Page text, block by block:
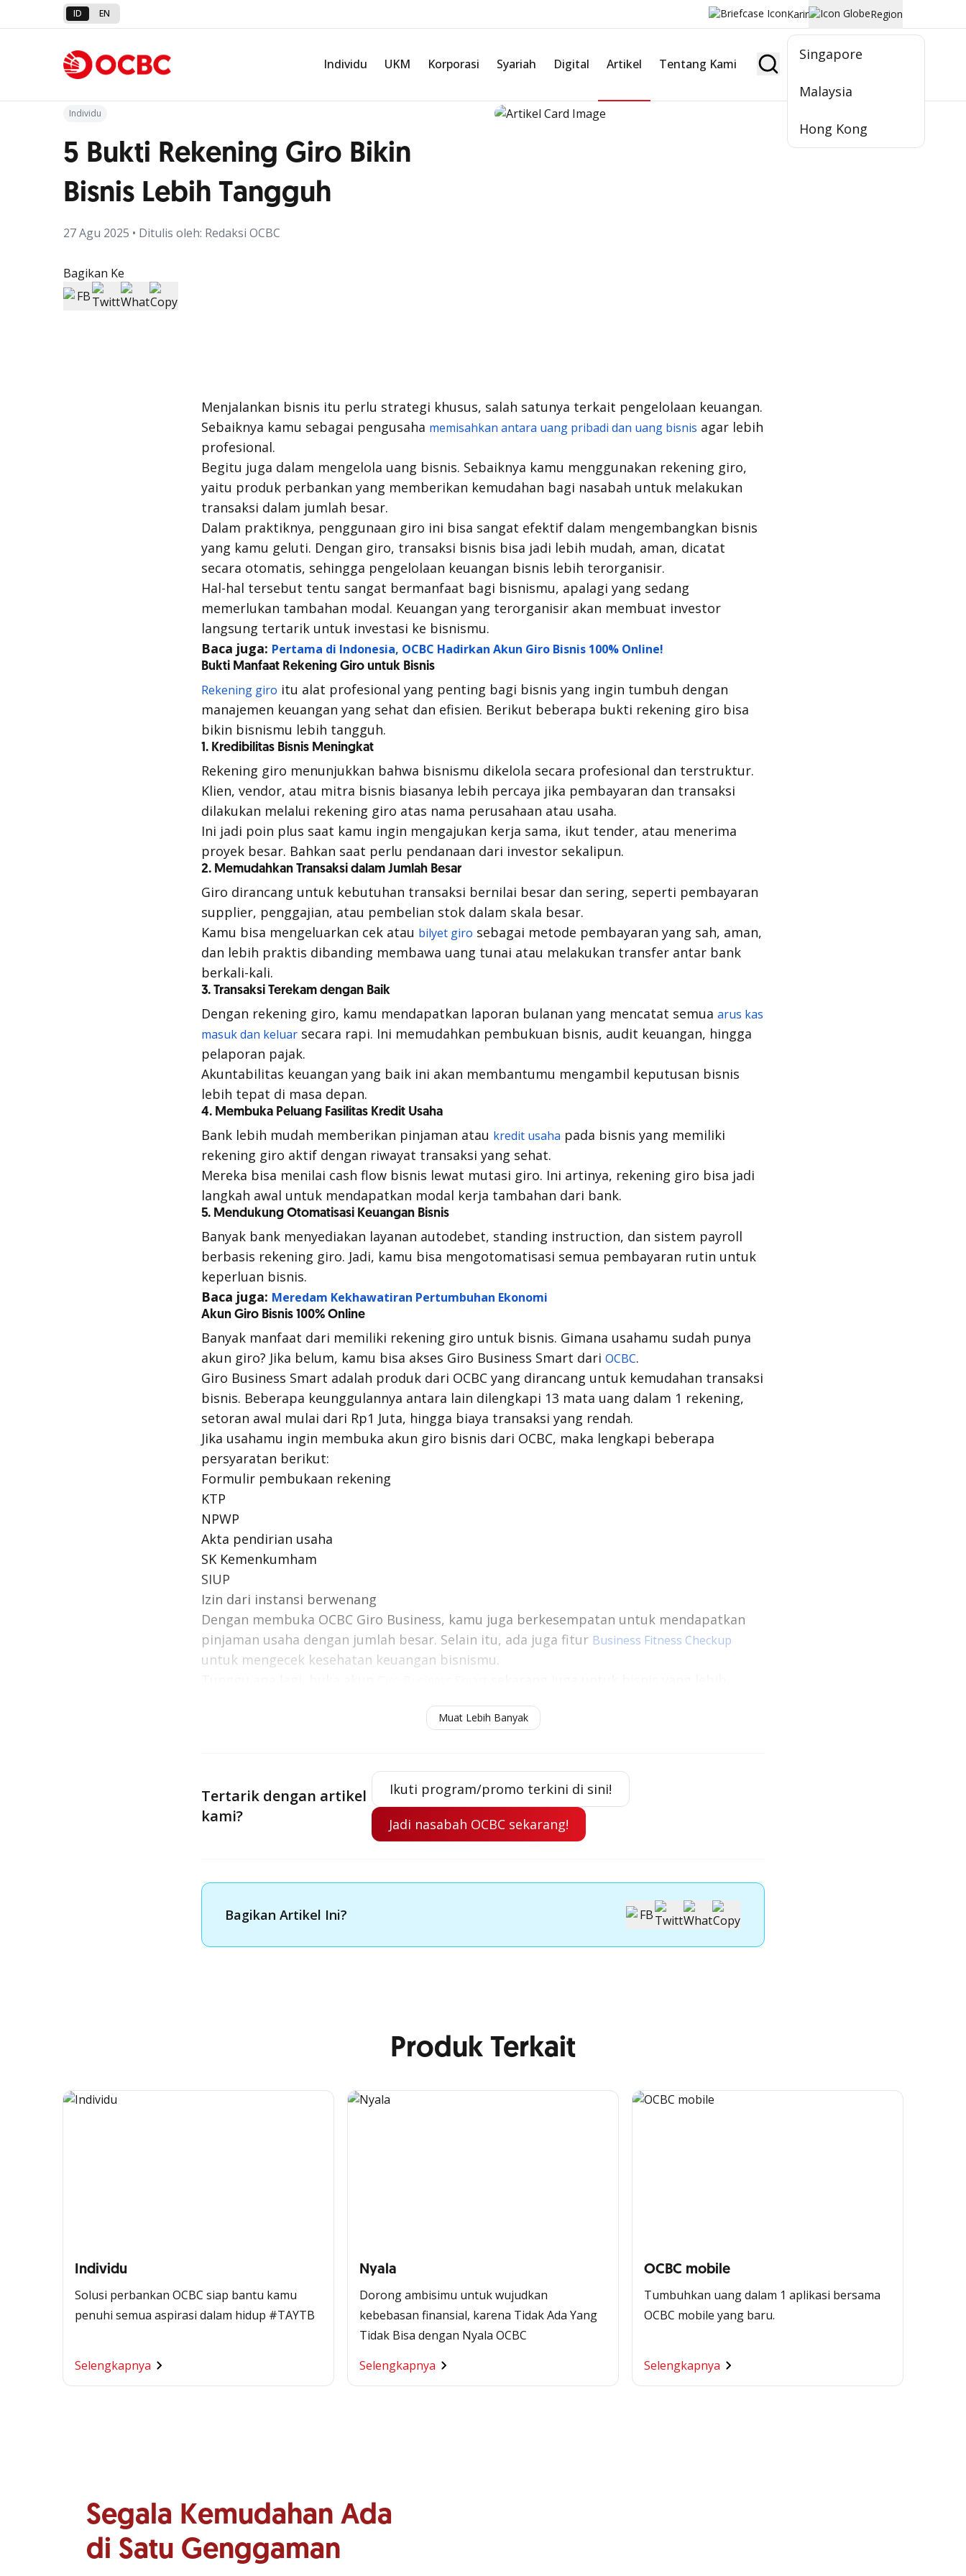
ID EN Karir Region
Singapore
Malaysia
Hong Kong
Individu UKM Korporasi Syariah Digital Artikel Tentang Kami Jadi Nasabah
Kembali ke Artikel
Individu
5 Bukti Rekening Giro Bikin
Bisnis Lebih Tangguh
27 Agu 2025 • Ditulis oleh: Redaksi OCBC
Bagikan Ke
Menjalankan bisnis itu perlu strategi khusus, salah satunya terkait pengelolaan keuangan.
Sebaiknya kamu sebagai pengusaha memisahkan antara uang pribadi dan uang bisnis agar lebih
profesional.
Begitu juga dalam mengelola uang bisnis. Sebaiknya kamu menggunakan rekening giro,
yaitu produk perbankan yang memberikan kemudahan bagi nasabah untuk melakukan
transaksi dalam jumlah besar.
Dalam praktiknya, penggunaan giro ini bisa sangat efektif dalam mengembangkan bisnis
yang kamu geluti. Dengan giro, transaksi bisnis bisa jadi lebih mudah, aman, dicatat
secara otomatis, sehingga pengelolaan keuangan bisnis lebih terorganisir.
Hal-hal tersebut tentu sangat bermanfaat bagi bisnismu, apalagi yang sedang
memerlukan tambahan modal. Keuangan yang terorganisir akan membuat investor
langsung tertarik untuk investasi ke bisnismu.
Baca juga: Pertama di Indonesia, OCBC Hadirkan Akun Giro Bisnis 100% Online!
Bukti Manfaat Rekening Giro untuk Bisnis
Rekening giro itu alat profesional yang penting bagi bisnis yang ingin tumbuh dengan
manajemen keuangan yang sehat dan efisien. Berikut beberapa bukti rekening giro bisa
bikin bisnismu lebih tangguh.
1. Kredibilitas Bisnis Meningkat
Rekening giro menunjukkan bahwa bisnismu dikelola secara profesional dan terstruktur.
Klien, vendor, atau mitra bisnis biasanya lebih percaya jika pembayaran dan transaksi
dilakukan melalui rekening giro atas nama perusahaan atau usaha.
Ini jadi poin plus saat kamu ingin mengajukan kerja sama, ikut tender, atau menerima
proyek besar. Bahkan saat perlu pendanaan dari investor sekalipun.
2. Memudahkan Transaksi dalam Jumlah Besar
Giro dirancang untuk kebutuhan transaksi bernilai besar dan sering, seperti pembayaran
supplier, penggajian, atau pembelian stok dalam skala besar.
Kamu bisa mengeluarkan cek atau bilyet giro sebagai metode pembayaran yang sah, aman,
dan lebih praktis dibanding membawa uang tunai atau melakukan transfer antar bank
berkali-kali.
3. Transaksi Terekam dengan Baik
Dengan rekening giro, kamu mendapatkan laporan bulanan yang mencatat semua arus kas
masuk dan keluar secara rapi. Ini memudahkan pembukuan bisnis, audit keuangan, hingga
pelaporan pajak.
Akuntabilitas keuangan yang baik ini akan membantumu mengambil keputusan bisnis
lebih tepat di masa depan.
4. Membuka Peluang Fasilitas Kredit Usaha
Bank lebih mudah memberikan pinjaman atau kredit usaha pada bisnis yang memiliki
rekening giro aktif dengan riwayat transaksi yang sehat.
Mereka bisa menilai cash flow bisnis lewat mutasi giro. Ini artinya, rekening giro bisa jadi
langkah awal untuk mendapatkan modal kerja tambahan dari bank.
5. Mendukung Otomatisasi Keuangan Bisnis
Banyak bank menyediakan layanan autodebet, standing instruction, dan sistem payroll
berbasis rekening giro. Jadi, kamu bisa mengotomatisasi semua pembayaran rutin untuk
keperluan bisnis.
Baca juga: Meredam Kekhawatiran Pertumbuhan Ekonomi
Akun Giro Bisnis 100% Online
Banyak manfaat dari memiliki rekening giro untuk bisnis. Gimana usahamu sudah punya
akun giro? Jika belum, kamu bisa akses Giro Business Smart dari OCBC.
Giro Business Smart adalah produk dari OCBC yang dirancang untuk kemudahan transaksi
bisnis. Beberapa keunggulannya antara lain dilengkapi 13 mata uang dalam 1 rekening,
setoran awal mulai dari Rp1 Juta, hingga biaya transaksi yang rendah.
Jika usahamu ingin membuka akun giro bisnis dari OCBC, maka lengkapi beberapa
persyaratan berikut:
Formulir pembukaan rekening
KTP
NPWP
Akta pendirian usaha
SK Kemenkumham
SIUP
Izin dari instansi berwenang
Dengan membuka OCBC Giro Business, kamu juga berkesempatan untuk mendapatkan
pinjaman usaha dengan jumlah besar. Selain itu, ada juga fitur Business Fitness Checkup
untuk mengecek kesehatan keuangan bisnismu.
6 Perbedaan Giro dan Tabungan yang Penting untuk Dipahami
Muat Lebih Banyak
Tertarik dengan artikel
kami?
Ikuti program/promo terkini di sini!
Jadi nasabah OCBC sekarang!
Bagikan Artikel Ini?
Produk Terkait
Individu
Solusi perbankan OCBC siap bantu kamu
penuhi semua aspirasi dalam hidup #TAYTB
Selengkapnya
Nyala
Dorong ambisimu untuk wujudkan
kebebasan finansial, karena Tidak Ada Yang
Tidak Bisa dengan Nyala OCBC
Selengkapnya
OCBC mobile
Tumbuhkan uang dalam 1 aplikasi bersama
OCBC mobile yang baru.
Selengkapnya
Segala Kemudahan Ada
di Satu Genggaman